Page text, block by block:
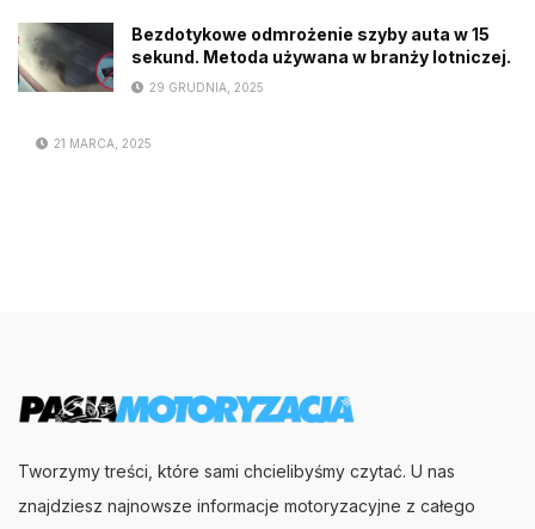
Bezdotykowe odmrożenie szyby auta w 15
sekund. Metoda używana w branży lotniczej.
29 GRUDNIA, 2025
21 MARCA, 2025
Tworzymy treści, które sami chcielibyśmy czytać. U nas
znajdziesz najnowsze informacje motoryzacyjne z całego